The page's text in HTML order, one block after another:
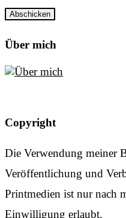
Über mich
Copyright
Die Verwendung meiner
Veröffentlichung und
Printmedien ist nur nach
Einwilligung erlaubt.